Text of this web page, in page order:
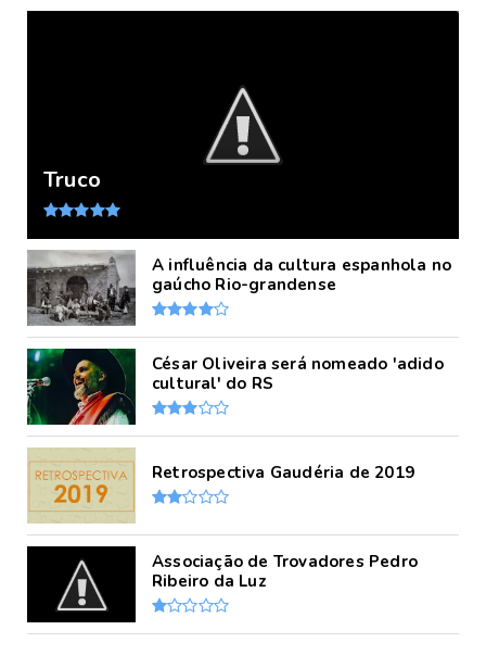
Truco
A influência da cultura espanhola no
gaúcho Rio-grandense
César Oliveira será nomeado 'adido
cultural' do RS
Retrospectiva Gaudéria de 2019
Associação de Trovadores Pedro
Ribeiro da Luz